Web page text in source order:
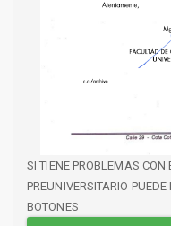
SI TIENE PROBLEMAS
PREUNIVERSITARIO
BOTONES